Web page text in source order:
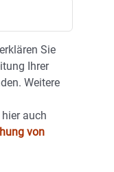
Sie
Ihrer
Weitere
auch
von